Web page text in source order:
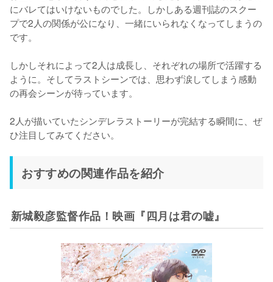
にバレてはいけないものでした。しかしある週刊誌のスクー
プで2人の関係が公になり、一緒にいられなくなってしまうの
です。
しかしそれによって2人は成長し、それぞれの場所で活躍する
ように。そしてラストシーンでは、思わず涙してしまう感動
の再会シーンが待っています。
2人が描いていたシンデレラストーリーが完結する瞬間に、ぜ
ひ注目してみてください。
おすすめの関連作品を紹介
新城毅彦監督作品！映画『四月は君の嘘』